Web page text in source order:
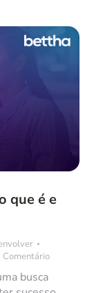
que é e
Comentário
busca